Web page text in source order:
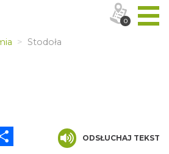
Stodoła
ODSŁUCHAJ TEKST
0